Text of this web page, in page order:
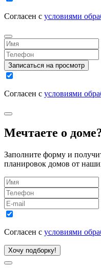
Согласен с условиями
Записаться на просмотр
Согласен с условиями
Мечтаете о
Заполните форму и
планировок домов от
Согласен с условиями
Хочу подборку!